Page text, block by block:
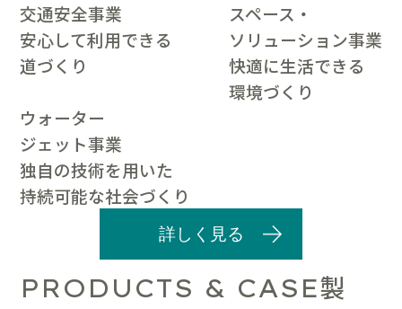
交通安全事業
安心して利用できる
道づくり
スペース・
ソリューション事業
快適に生活できる
環境づくり
ウォーター
ジェット事業
独自の技術を用いた
持続可能な社会づくり
詳しく見る
PRODUCTS & CASE製